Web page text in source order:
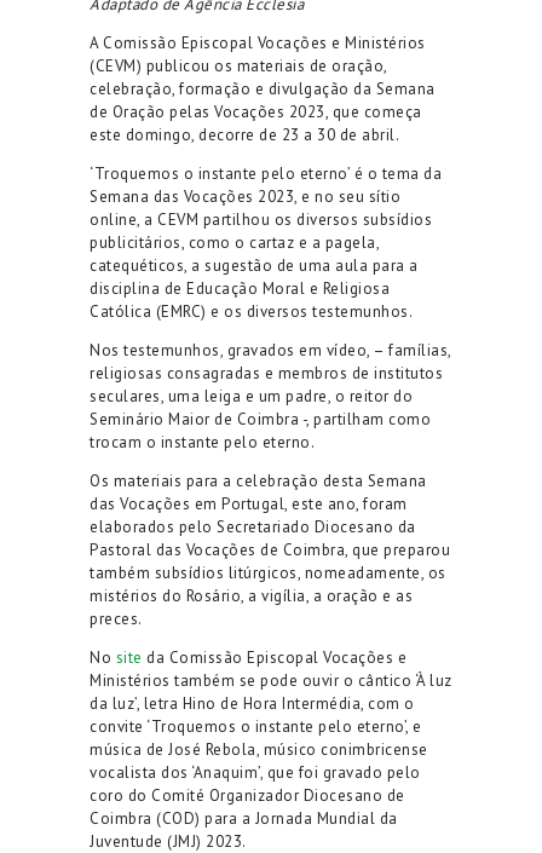
A Comissão Episcopal Vocações e Ministérios
(CEVM) publicou os materiais de oração,
celebração, formação e divulgação da Semana
de Oração pelas Vocações 2023, que começa
este domingo, decorre de 23 a 30 de abril.
‘Troquemos o instante pelo eterno’ é o tema da
Semana das Vocações 2023, e no seu sítio
online, a CEVM partilhou os diversos subsídios
publicitários, como o cartaz e a pagela,
catequéticos, a sugestão de uma aula para a
disciplina de Educação Moral e Religiosa
Católica (EMRC) e os diversos testemunhos.
Nos testemunhos, gravados em vídeo, – famílias,
religiosas consagradas e membros de institutos
seculares, uma leiga e um padre, o reitor do
Seminário Maior de Coimbra -, partilham como
trocam o instante pelo eterno.
Os materiais para a celebração desta Semana
das Vocações em Portugal, este ano, foram
elaborados pelo Secretariado Diocesano da
Pastoral das Vocações de Coimbra, que preparou
também subsídios litúrgicos, nomeadamente, os
mistérios do Rosário, a vigília, a oração e as
preces.
No site da Comissão Episcopal Vocações e
Ministérios também se pode ouvir o cântico ‘À luz
da luz’, letra Hino de Hora Intermédia, com o
convite ‘Troquemos o instante pelo eterno’, e
música de José Rebola, músico conimbricense
vocalista dos ‘Anaquim’, que foi gravado pelo
coro do Comité Organizador Diocesano de
Coimbra (COD) para a Jornada Mundial da
Juventude (JMJ) 2023.